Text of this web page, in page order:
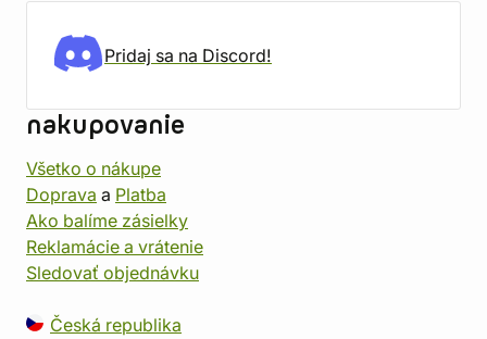
Pridaj sa na Discord!
nakupovanie
Všetko o nákupe
Doprava a Platba
Ako balíme zásielky
Reklamácie a vrátenie
Sledovať objednávku
Česká republika